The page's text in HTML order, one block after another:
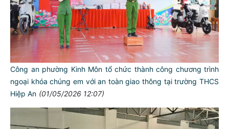
Công an phường Kinh Môn tổ chức thành công chương trình
ngoại khóa chúng em với an toàn giao thông tại trường THCS
Hiệp An (01/05/2026 12:07)